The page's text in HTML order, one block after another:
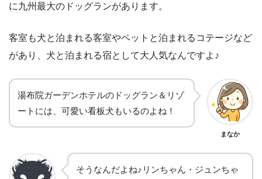
に九州最大のドッグランがあります。
客室も犬と泊まれる客室やペットと泊まれるコテージなど
があり、犬と泊まれる宿として大人気なんですよ♪
湯布院ガーデンホテルのドッグラン＆リゾ
ートには、可愛い看板犬もいるのよね！
まなか
そうなんだよね♪リンちゃん・ジュンちゃ